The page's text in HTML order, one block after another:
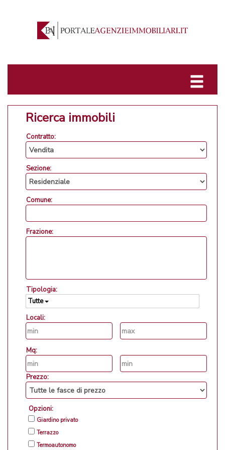
Ricerca immobili
Contratto:
Sezione:
Comune:
Frazione:
Tipologia:
Tutte
Locali:
Mq:
Prezzo:
Opzioni:
Giardino privato
Terrazzo
Termoautonomo